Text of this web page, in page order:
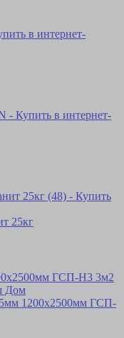
25кг
1200х2500мм ГСП-